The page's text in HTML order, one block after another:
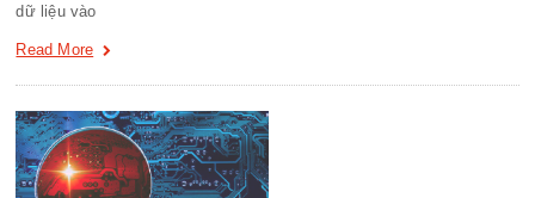
dữ liệu vào
Read More